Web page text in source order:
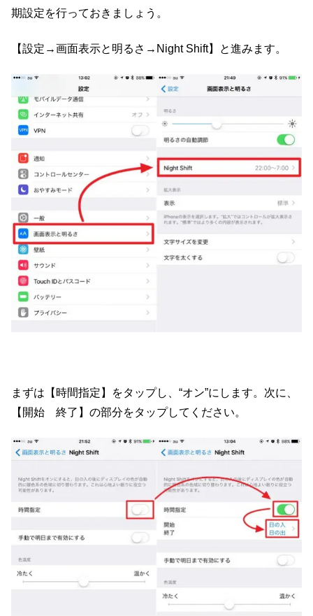
期設定を行っておきましょう。
【設定→画面表示と明るさ→Night Shift】と進みます。
まずは【時間指定】をタップし、“オン”にします。次に、
【開始 終了】の部分をタップしてください。